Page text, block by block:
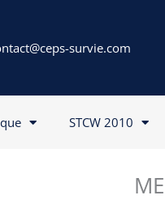
survie.com
STCW 2010